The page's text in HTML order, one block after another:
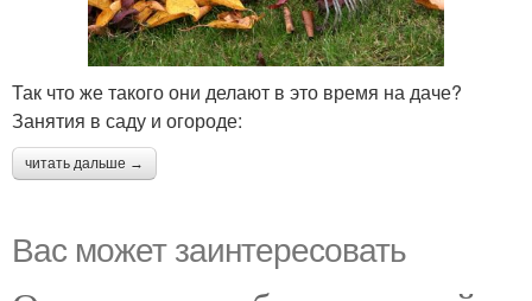
Так что же такого они делают в это время на даче?
Занятия в саду и огороде:
читать дальше →
Вас может заинтересовать